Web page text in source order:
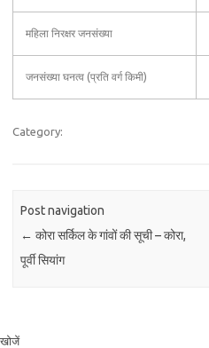
महिला निरक्षर जनसंख्या
जनसंख्या घनत्व (प्रति वर्ग किमी)
Category:
Post navigation
← कोरा सर्किल के गांवों की सूची – कोरा,
पूर्वी सियांग
खोजें